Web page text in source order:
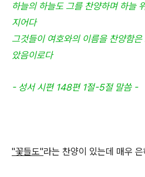
하늘의 하늘도 그를 찬양하며 하늘
지어다
그것들이 여호와의 이름을 찬양함
았음이로다
- 성서 시편 148편 1절-5절 말씀 -
"꽃들도"라는 찬양이 있는데 매우